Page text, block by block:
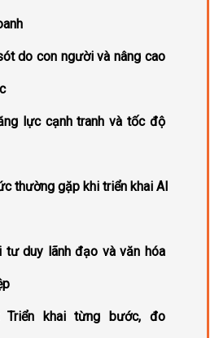
do con người và nâng cao
lực cạnh tranh và tốc độ
thường gặp khi triển khai AI
tư duy lãnh đạo và văn hóa
Triển khai từng bước, đo